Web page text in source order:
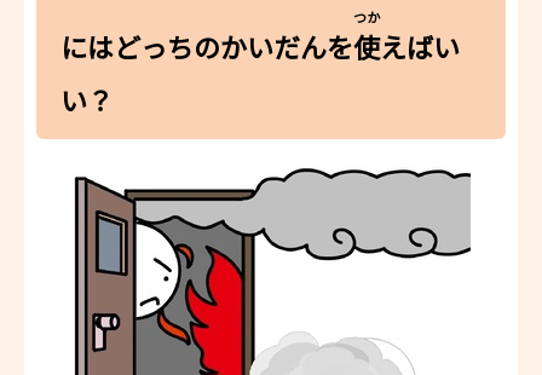
にはどっちのかいだんを使
つか
えばい
い？